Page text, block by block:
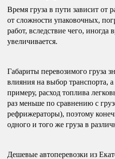
Время груза в пути зависит от
от сложности упаковочных,
работ, вследствие чего, иногда
увеличивается.
Габариты перевозимого груза
влияния на выбор транспорта,
примеру, расход топлива
раз меньше по сравнению с
рефрижераторы), поэтому
одного и того же груза в
Дешевые автоперевозки из